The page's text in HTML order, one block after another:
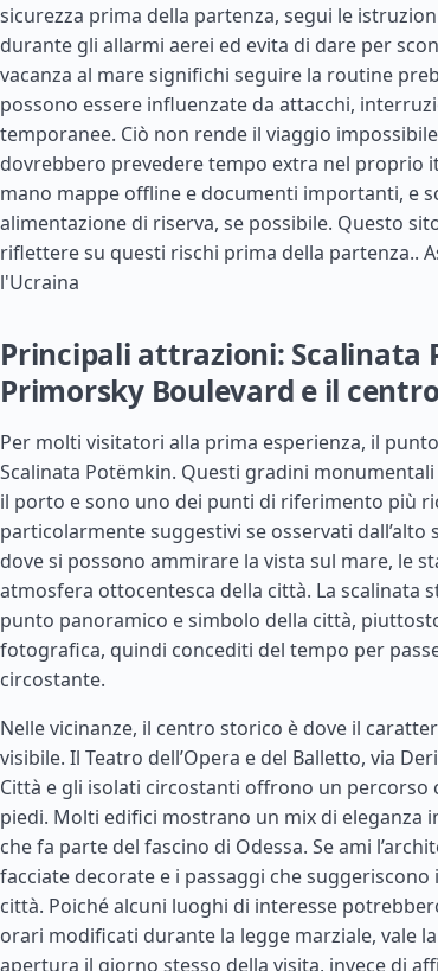
sicurezza prima della partenza, segui le
durante gli allarmi aerei ed evita di dare per
vacanza al mare significhi seguire la routine
possono essere influenzate da attacchi,
temporanee. Ciò non rende il viaggio
dovrebbero prevedere tempo extra nel proprio
mano mappe offline e documenti importanti, e
alimentazione di riserva, se possibile. Questo
riflettere su questi rischi prima della partenza..
l'Ucraina
Principali attrazioni: Scalinata
Primorsky Boulevard e il
Per molti visitatori alla prima esperienza, il
Scalinata Potëmkin. Questi gradini
il porto e sono uno dei punti di riferimento più
particolarmente suggestivi se osservati dall’alto
dove si possono ammirare la vista sul mare, le
atmosfera ottocentesca della città. La scalinata
punto panoramico e simbolo della città,
fotografica, quindi concediti del tempo per
circostante.
Nelle vicinanze, il centro storico è dove il
visibile. Il Teatro dell’Opera e del Balletto, via
Città e gli isolati circostanti offrono un
piedi. Molti edifici mostrano un mix di eleganza
che fa parte del fascino di Odessa. Se ami
facciate decorate e i passaggi che
città. Poiché alcuni luoghi di interesse
orari modificati durante la legge marziale, vale
apertura il giorno stesso della visita, invece di